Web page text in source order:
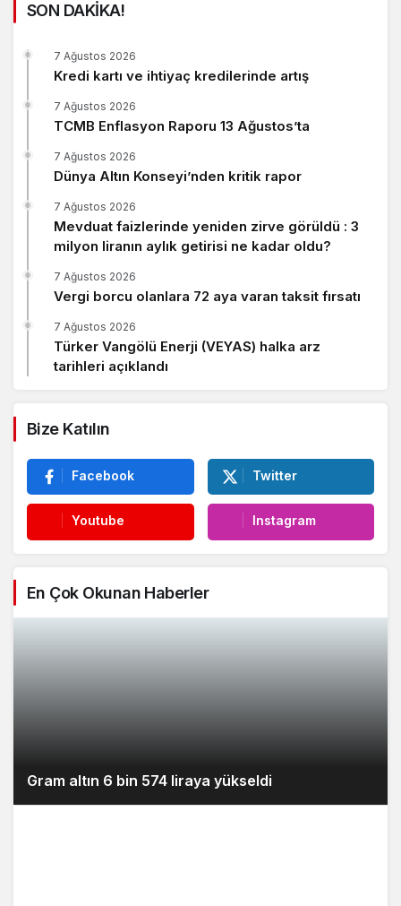
SON DAKİKA!
Kredi kartı ve ihtiyaç kredilerinde artış
7 Ağustos 2026
TCMB Enflasyon Raporu 13 Ağustos’ta
7 Ağustos 2026
Dünya Altın Konseyi’nden kritik rapor
7 Ağustos 2026
Mevduat faizlerinde yeniden zirve görüldü : 3
milyon liranın aylık getirisi ne kadar oldu?
7 Ağustos 2026
Vergi borcu olanlara 72 aya varan taksit fırsatı
7 Ağustos 2026
Türker Vangölü Enerji (VEYAS) halka arz
tarihleri açıklandı
7 Ağustos 2026
Bize Katılın
Facebook Twitter
Youtube Instagram
En Çok Okunan Haberler
Gram altın 6 bin 574 liraya yükseldi